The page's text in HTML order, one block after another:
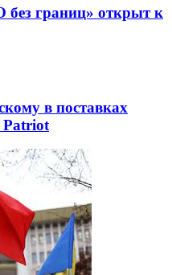
без границ» открыт к
в поставках
Patriot